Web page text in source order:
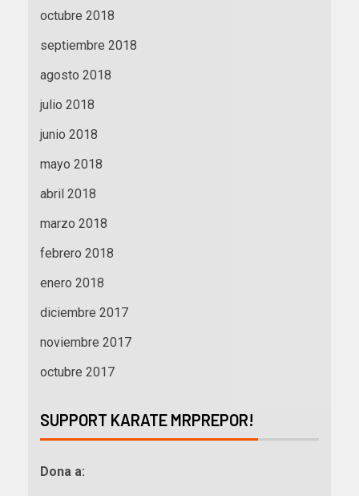
octubre 2018
septiembre 2018
agosto 2018
julio 2018
junio 2018
mayo 2018
abril 2018
marzo 2018
febrero 2018
enero 2018
diciembre 2017
noviembre 2017
octubre 2017
SUPPORT KARATE MRPREPOR!
Dona a: